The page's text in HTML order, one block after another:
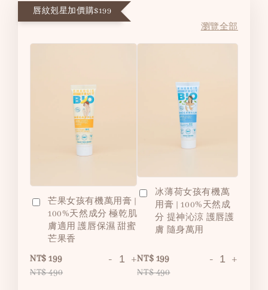
唇紋剋星加價購$199
瀏覽全部
芒果女孩有機萬用膏 |
100%天然成分 極乾肌
膚適用 護唇保濕 甜蜜
芒果香
NT$ 199
NT$ 490
- +
冰薄荷女孩有機萬
用膏 | 100%天然成
分 提神沁涼 護唇護
膚 隨身萬用
NT$ 199
NT$ 490
- +